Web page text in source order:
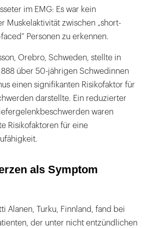
im EMG: Es war kein
Muskelaktivität zwischen „short-
Personen zu erkennen.
Orebro, Schweden, stellte in
über 50-jährigen Schwedinnen
einen signifikanten Risikofaktor für
darstellte. Ein reduzierter
waren
Risikofaktoren für eine
als Symptom
Alanen, Turku, Finnland, fand bei
der unter nicht entzündlichen